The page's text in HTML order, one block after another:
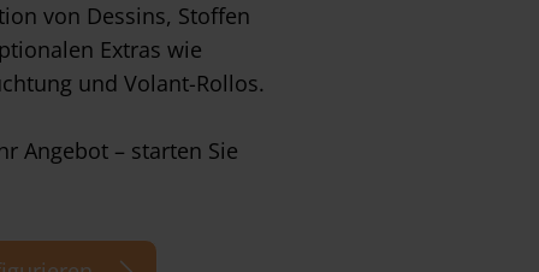
von Dessins, Stoffen
Extras wie
und Volant-Rollos.
Angebot – starten Sie